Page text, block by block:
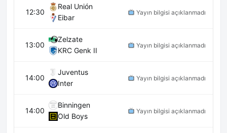
12:30
Real Unión
Eibar
Yayın bilgisi açıklanmadı
13:00
Zelzate
KRC Genk II
Yayın bilgisi açıklanmadı
14:00
Juventus
Inter
Yayın bilgisi açıklanmadı
14:00
Binningen
Old Boys
Yayın bilgisi açıklanmadı